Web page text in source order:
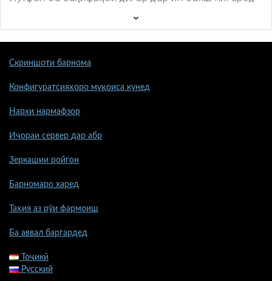
Скриншоти барнома
Конфигуратсияҳоро муқоиса кунед
Нархи нармафзор
Иҷораи сервер дар абр
Зеркашии ройгон
Барномаро харед
Таҳия аз рӯи фармоиш
Ба аввал баргардед
Тоҷикӣ
Русский